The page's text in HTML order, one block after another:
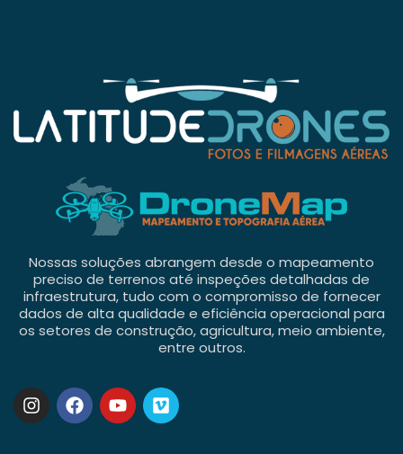
Nossas soluções abrangem desde o mapeamento
preciso de terrenos até inspeções detalhadas de
infraestrutura, tudo com o compromisso de fornecer
dados de alta qualidade e eficiência operacional para
os setores de construção, agricultura, meio ambiente,
entre outros.